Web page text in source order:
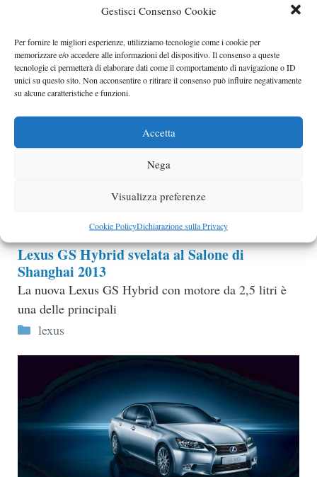
Gestisci Consenso Cookie
Per fornire le migliori esperienze, utilizziamo tecnologie come i cookie per
memorizzare e/o accedere alle informazioni del dispositivo. Il consenso a queste
tecnologie ci permetterà di elaborare dati come il comportamento di navigazione o ID
unici su questo sito. Non acconsentire o ritirare il consenso può influire negativamente
su alcune caratteristiche e funzioni.
Accetta
Nega
Visualizza preferenze
Cookie PolicyDichiarazione sulla Privacy
Nuova Lexus IS 300h prezzi da 37.500 euro
nella versione 300h, con prezzi
Categorie
lexus
Lexus GS Hybrid svelata al Salone di
Shanghai 2013
La nuova Lexus GS Hybrid con motore da 2,5 litri è
una delle principali
Categorie
lexus